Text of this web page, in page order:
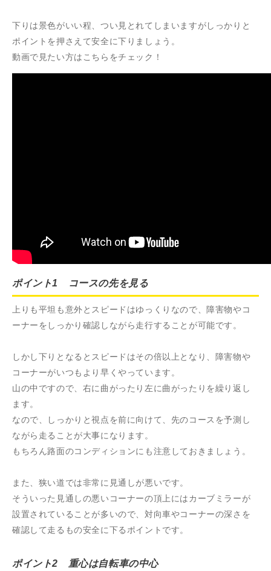
下りは景色がいい程、つい見とれてしまいますがしっかりと
ポイントを押さえて安全に下りましょう。
動画で見たい方はこちらをチェック！
ポイント1 コースの先を見る
上りも平坦も意外とスピードはゆっくりなので、障害物やコ
ーナーをしっかり確認しながら走行することが可能です。
しかし下りとなるとスピードはその倍以上となり、障害物や
コーナーがいつもより早くやっています。
山の中ですので、右に曲がったり左に曲がったりを繰り返し
ます。
なので、しっかりと視点を前に向けて、先のコースを予測し
ながら走ることが大事になります。
もちろん路面のコンディションにも注意しておきましょう。
また、狭い道では非常に見通しが悪いです。
そういった見通しの悪いコーナーの頂上にはカーブミラーが
設置されていることが多いので、対向車やコーナーの深さを
確認して走るもの安全に下るポイントです。
ポイント2 重心は自転車の中心